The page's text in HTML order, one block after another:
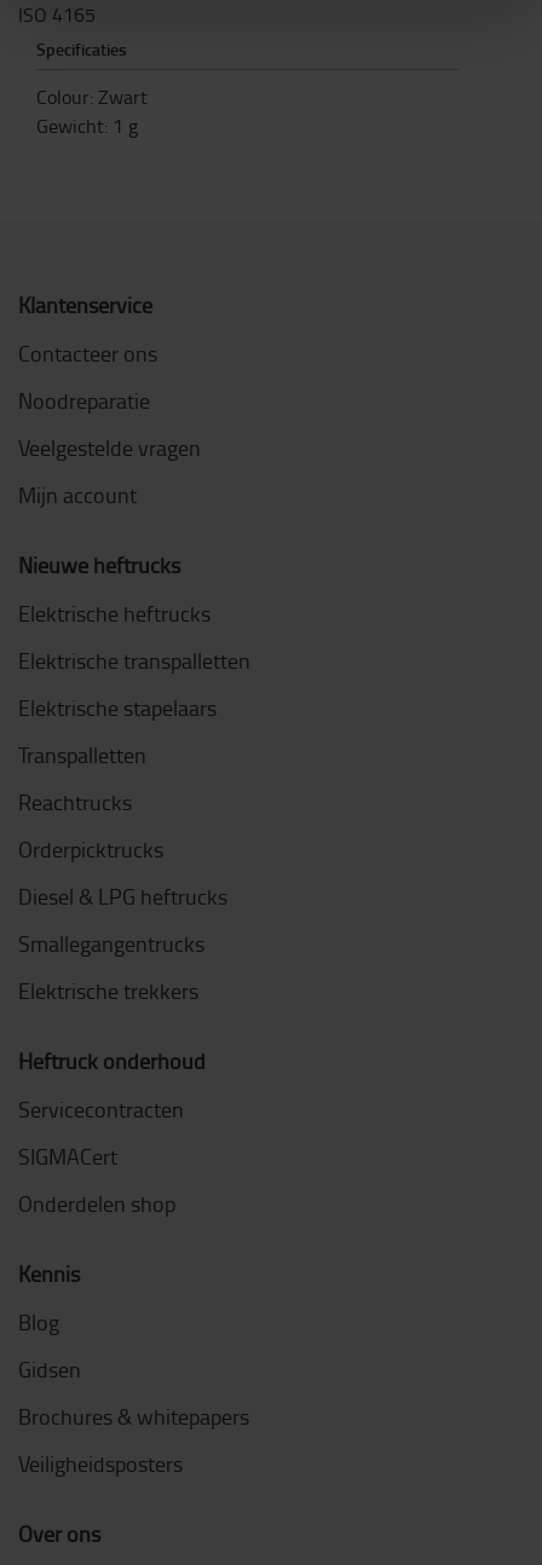
ISO 4165
Specificaties
Colour: Zwart
Gewicht: 1 g
Klantenservice
Contacteer ons
Noodreparatie
Veelgestelde vragen
Mijn account
Nieuwe heftrucks
Elektrische heftrucks
Elektrische transpalletten
Elektrische stapelaars
Transpalletten
Reachtrucks
Orderpicktrucks
Diesel & LPG heftrucks
Smallegangentrucks
Elektrische trekkers
Heftruck onderhoud
Servicecontracten
SIGMACert
Onderdelen shop
Kennis
Blog
Gidsen
Brochures & whitepapers
Veiligheidsposters
Over ons